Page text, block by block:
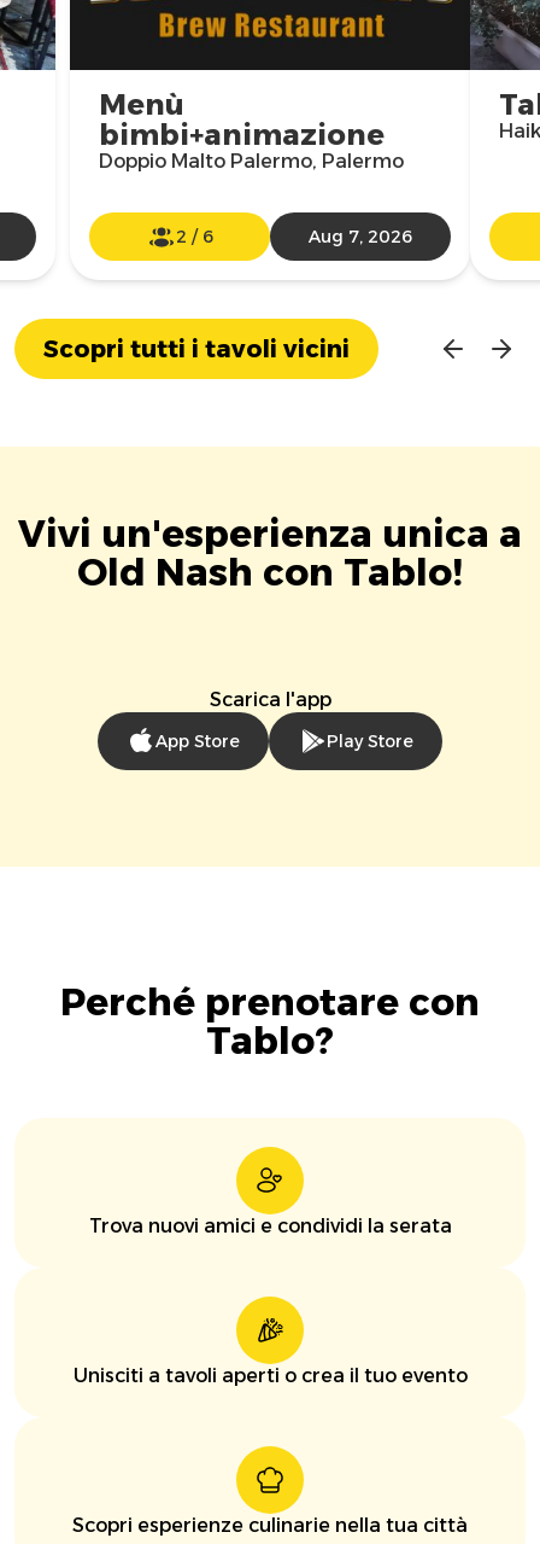
Menù
bimbi+animazione
Doppio Malto Palermo, Palermo
2 / 6 Aug 7, 2026
Scopri tutti i tavoli vicini
Vivi un'esperienza unica a
Old Nash con Tablo!
Scarica l'app
App Store Play Store
Perché prenotare con
Tablo?
Trova nuovi amici e condividi la serata
Unisciti a tavoli aperti o crea il tuo evento
Scopri esperienze culinarie nella tua città